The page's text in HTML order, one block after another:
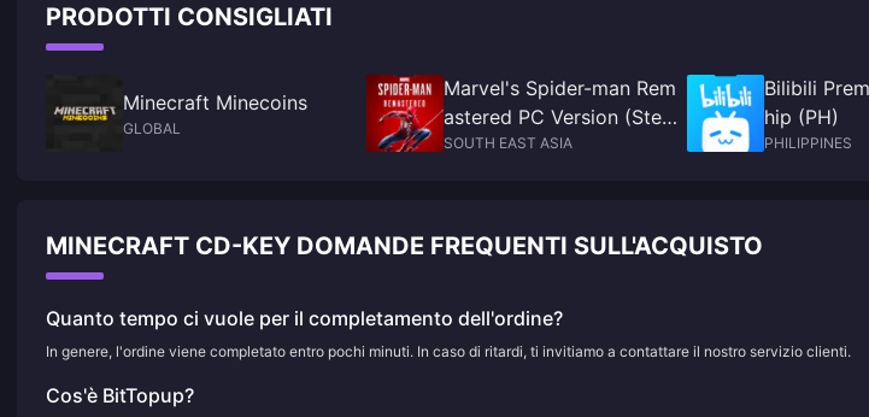
PRODOTTI CONSIGLIATI
Minecraft Minecoins
GLOBAL
Marvel's Spider-man Rem
astered PC Version (Stea
m)
SOUTH EAST ASIA
Bilibili
hip (PH)
PHILIPPINES
MINECRAFT CD-KEY DOMANDE FREQUENTI SULL'ACQUISTO
Quanto tempo ci vuole per il completamento dell'ordine?
In genere, l'ordine viene completato entro pochi minuti. In caso di ritardi, ti invitiamo a contattare il nostro servizio clienti.
Cos'è BitTopup?